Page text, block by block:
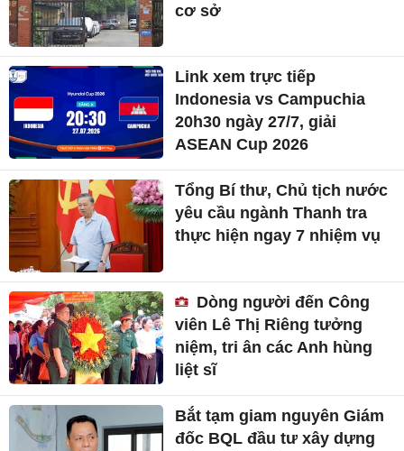
cơ sở
Link xem trực tiếp
Indonesia vs Campuchia
20h30 ngày 27/7, giải
ASEAN Cup 2026
Tổng Bí thư, Chủ tịch nước
yêu cầu ngành Thanh tra
thực hiện ngay 7 nhiệm vụ
Dòng người đến Công
viên Lê Thị Riêng tưởng
niệm, tri ân các Anh hùng
liệt sĩ
Bắt tạm giam nguyên Giám
đốc BQL đầu tư xây dựng